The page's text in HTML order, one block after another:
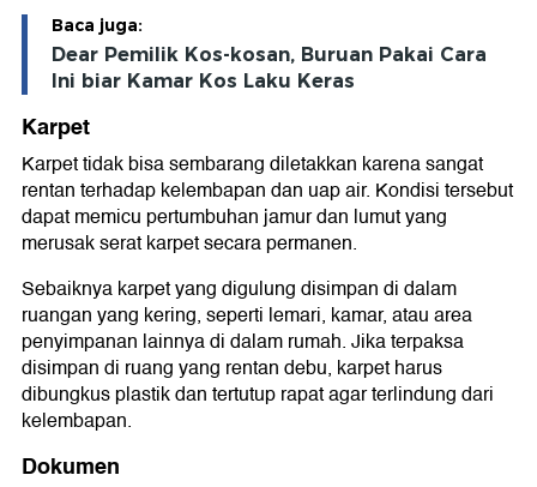
Baca juga:
Dear Pemilik Kos-kosan, Buruan Pakai Cara
Ini biar Kamar Kos Laku Keras
Karpet
Karpet tidak bisa sembarang diletakkan karena sangat
rentan terhadap kelembapan dan uap air. Kondisi tersebut
dapat memicu pertumbuhan jamur dan lumut yang
merusak serat karpet secara permanen.
Sebaiknya karpet yang digulung disimpan di dalam
ruangan yang kering, seperti lemari, kamar, atau area
penyimpanan lainnya di dalam rumah. Jika terpaksa
disimpan di ruang yang rentan debu, karpet harus
dibungkus plastik dan tertutup rapat agar terlindung dari
kelembapan.
Dokumen